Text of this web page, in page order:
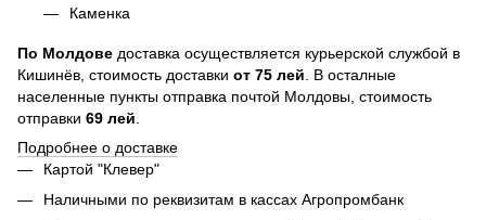
Каменка
По Молдове доставка осуществляется курьерской службой в
Кишинёв, стоимость доставки от 75 лей . В осталные
населенные пункты отправка почтой Молдовы, стоимость
отправки 69 лей
Подробнее о доставке
Картой "Клевер"
Наличными по реквизитам в кассах Агропромбанк